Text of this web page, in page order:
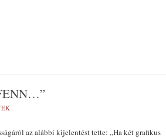
az alábbi kijelentést tette: „Ha két grafikus